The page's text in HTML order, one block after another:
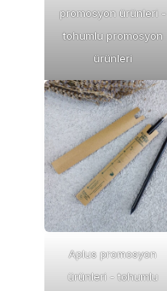
promosyon ürünleri -
tohumlu promosyon
ürünleri
Aplus promosyon
ürünleri - tohumlu